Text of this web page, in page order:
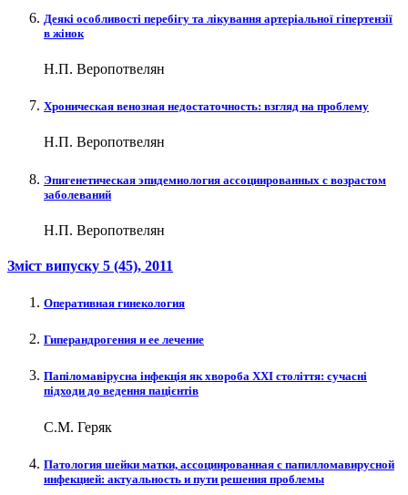
Деякі особливості перебігу та лікування артеріальної гіпертензії
в жінок
Н.П. Веропотвелян
Хроническая венозная недостаточность: взгляд на проблему
Н.П. Веропотвелян
Эпигенетическая эпидемиология ассоциированных с возрастом
заболеваний
Н.П. Веропотвелян
Зміст випуску 5 (45), 2011
Оперативная гинекология
Гиперандрогения и ее лечение
Папіломавірусна інфекція як хвороба XXI століття: сучасні
підходи до ведення пацієнтів
С.М. Геряк
Патология шейки матки, ассоциированная с папилломавирусной
инфекцией: актуальность и пути решения проблемы